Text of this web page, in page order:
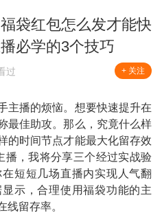
袋红包怎么发才能快
必学的3个技巧
过 + 关注
主播的烦恼。想要快速提升在
最佳助攻。那么，究竟什么样
的时间节点才能最大化留存效
播，我将分享三个经过实战验
短短几场直播内实现人气翻
示，合理使用福袋功能的主
线留存率。